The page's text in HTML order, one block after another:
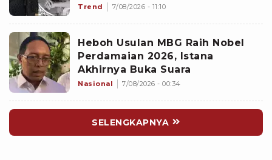
Trend 7/08/2026 - 11:10
Heboh Usulan MBG Raih Nobel
Perdamaian 2026, Istana
Akhirnya Buka Suara
Nasional 7/08/2026 - 00:34
SELENGKAPNYA